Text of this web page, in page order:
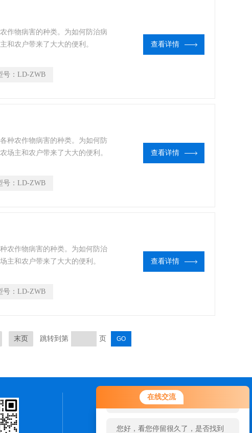
在线交流
您好！欢迎前来咨询，很高兴为您
服务，请问您要咨询什么问题呢？
您好，看您停留很久了，是否找到
作物病害的种类。为如何防治病
和农户带来了大大的便利。
号： LD-ZWB
查看详情
种农作物病害的种类。为如何防
场主和农户带来了大大的便利。
号： LD-ZWB
查看详情
农作物病害的种类。为如何防治
主和农户带来了大大的便利。
号： LD-ZWB
查看详情
末页 跳转到第 页
联系我们
24小时热线：